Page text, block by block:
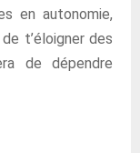
en autonomie,
t’éloigner des
de dépendre